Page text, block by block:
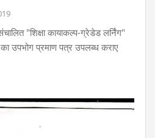
"शिक्षा कायाकल्प-ग्रेडेड लर्निंग"
उपभोग प्रमाण पत्र उपलब्ध कराए